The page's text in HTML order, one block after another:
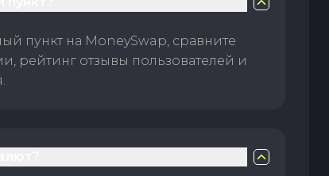
пункт на MoneySwap, сравните
рейтинг отзывы пользователей и